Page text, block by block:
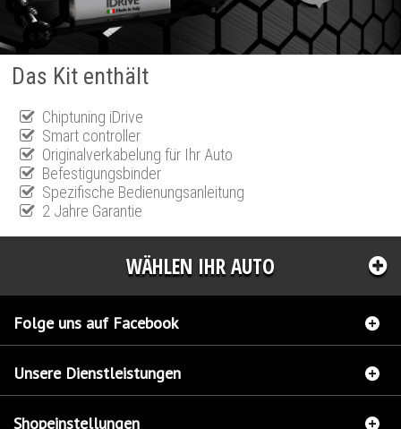
Das Kit enthält
Chiptuning iDrive
Smart controller
Originalverkabelung für Ihr Auto
Befestigungsbinder
Spezifische Bedienungsanleitung
2 Jahre Garantie
WÄHLEN IHR AUTO
Folge uns auf Facebook
Unsere Dienstleistungen
Shopeinstellungen